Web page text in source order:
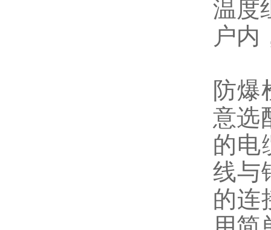
温度
户内
防爆
意选
的电
线与
的连